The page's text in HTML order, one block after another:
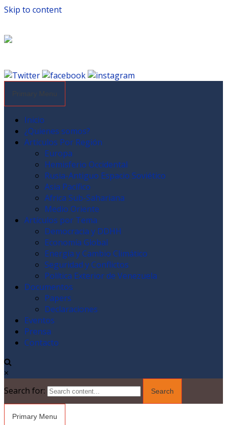
Skip to content
Primary Menu
Inicio
¿Quienes somos?
Articulos Por Región
Europa
Hemisferio Occidental
Rusia-Antiguo Espacio Soviético
Asia Pacífico
Africa Sub-Sahariana
Medio Oriente
Artículos por Tema
Democracia y DDHH
Economía Global
Energía y Cambio Climático
Seguridad y Conflictos
Política Exterior de Venezuela
Documentos
Papers
Declaraciones
Eventos
Prensa
Contacto
×
Search for:
Primary Menu